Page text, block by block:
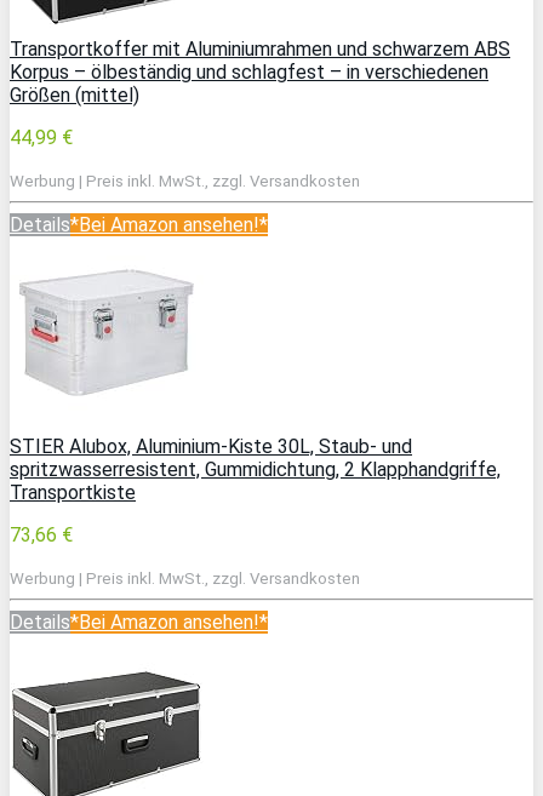
Transportkoffer mit Aluminiumrahmen und schwarzem ABS
Korpus – ölbeständig und schlagfest – in verschiedenen
Größen (mittel)
44,99 €
Werbung | Preis inkl. MwSt., zzgl. Versandkosten
Details*Bei Amazon ansehen!*
STIER Alubox, Aluminium-Kiste 30L, Staub- und
spritzwasserresistent, Gummidichtung, 2 Klapphandgriffe,
Transportkiste
73,66 €
Werbung | Preis inkl. MwSt., zzgl. Versandkosten
Details*Bei Amazon ansehen!*